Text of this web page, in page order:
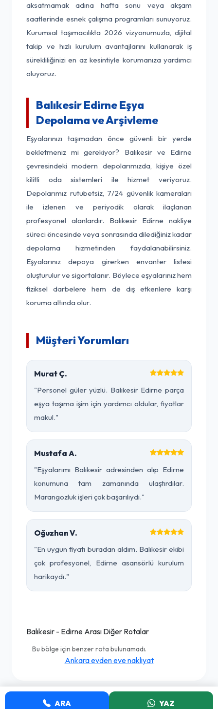
aksatmamak adına hafta sonu veya akşam
saatlerinde esnek çalışma programları sunuyoruz.
Kurumsal taşımacılıkta 2026 vizyonumuzla, dijital
takip ve hızlı kurulum avantajlarını kullanarak iş
sürekliliğinizi en az kesintiyle korumanıza yardımcı
oluyoruz.
Balıkesir Edirne Eşya
Depolama ve Arşivleme
Eşyalarınızı taşımadan önce güvenli bir yerde
bekletmeniz mi gerekiyor? Balıkesir ve Edirne
çevresindeki modern depolarımızda, kişiye özel
kilitli oda sistemleri ile hizmet veriyoruz.
Depolarımız rutubetsiz, 7/24 güvenlik kameraları
ile izlenen ve periyodik olarak ilaçlanan
profesyonel alanlardır. Balıkesir Edirne nakliye
süreci öncesinde veya sonrasında dilediğiniz kadar
depolama hizmetinden faydalanabilirsiniz.
Eşyalarınız depoya girerken envanter listesi
oluşturulur ve sigortalanır. Böylece eşyalarınız hem
fiziksel darbelere hem de dış etkenlere karşı
koruma altında olur.
Müşteri Yorumları
Murat Ç.
"Personel güler yüzlü. Balıkesir Edirne parça
eşya taşıma işim için yardımcı oldular, fiyatlar
makul."
Mustafa A.
"Eşyalarımı Balıkesir adresinden alıp Edirne
konumuna tam zamanında ulaştırdılar.
Marangozluk işleri çok başarılıydı."
Oğuzhan V.
"En uygun fiyatı buradan aldım. Balıkesir ekibi
çok profesyonel, Edirne asansörlü kurulum
harikaydı."
Balıkesir - Edirne Arası Diğer Rotalar
Bu bölge için benzer rota bulunamadı.
Ankara evden eve nakliyat
ARA YAZ